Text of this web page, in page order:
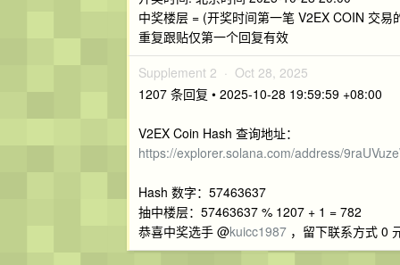
中奖楼层 = (开奖时间第一笔 V2EX COIN 交
重复跟贴仅第一个回复有效
Supplement 2 · Oct 28, 2025
1207 条回复 • 2025-10-28 19:59:59 +08:00
V2EX Coin Hash 查询地址：
https://explorer.solana.com/address/
Hash 数字：57463637
抽中楼层：57463637 % 1207 + 1 = 782
恭喜中奖选手 @kuicc1987 ，留下联系方式 0